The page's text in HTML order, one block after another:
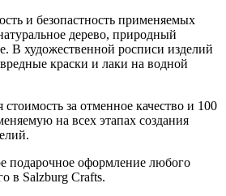
и безопастность применяемых
дерево, природный
В художественной росписи изделий
краски и лаки на водной
стоимость за отменное качество и 100
на всех этапах создания
подарочное оформление любого
в Salzburg Crafts.